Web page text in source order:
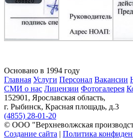
Основано в 1994 году
Главная Услуги Персонал Вакансии
СМИ о нас Лицензии Фотогалерея
152901, Ярославская область,
г. Рыбинск, Красная площадь, д.3
(4855) 28-01-20
© ООО "Верхневолжская
Создание сайта | Политика